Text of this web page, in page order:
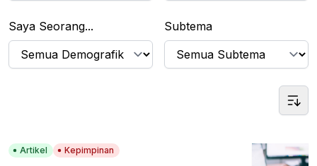
Saya Seorang... Subtema
Artikel Kepimpinan